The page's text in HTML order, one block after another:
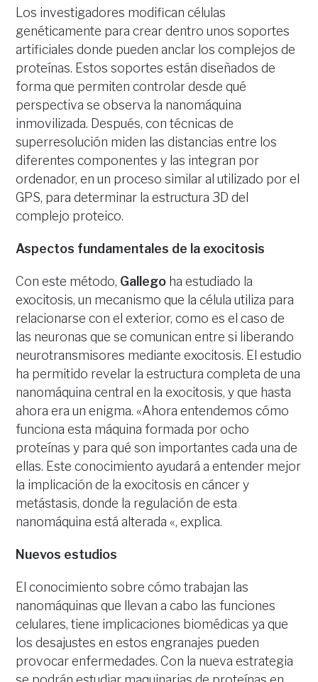
Los investigadores modifican células
genéticamente para crear dentro unos soportes
artificiales donde pueden anclar los complejos de
proteínas. Estos soportes están diseñados de
forma que permiten controlar desde qué
perspectiva se observa la nanomáquina
inmovilizada. Después, con técnicas de
superresolución miden las distancias entre los
diferentes componentes y las integran por
ordenador, en un proceso similar al utilizado por el
GPS, para determinar la estructura 3D del
complejo proteico.
Aspectos fundamentales de la exocitosis
Con este método, Gallego ha estudiado la
exocitosis, un mecanismo que la célula utiliza para
relacionarse con el exterior, como es el caso de
las neuronas que se comunican entre si liberando
neurotransmisores mediante exocitosis. El estudio
ha permitido revelar la estructura completa de una
nanomáquina central en la exocitosis, y que hasta
ahora era un enigma. «Ahora entendemos cómo
funciona esta máquina formada por ocho
proteínas y para qué son importantes cada una de
ellas. Este conocimiento ayudará a entender mejor
la implicación de la exocitosis en cáncer y
metástasis, donde la regulación de esta
nanomáquina está alterada «, explica.
Nuevos estudios
El conocimiento sobre cómo trabajan las
nanomáquinas que llevan a cabo las funciones
celulares, tiene implicaciones biomédicas ya que
los desajustes en estos engranajes pueden
provocar enfermedades. Con la nueva estrategia